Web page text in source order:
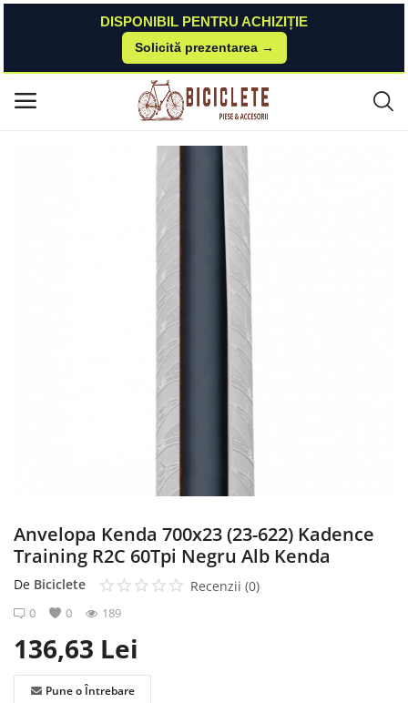
DISPONIBIL PENTRU ACHIZIȚIE
Solicită prezentarea →
Meniu principal
Anvelope-camere
Anvelopa Kenda 700x23 (23-622) Kadence Training R2C 60Tpi Negru Alb
Anvelopa Kenda 700x23 (23-622) Kadence
Training R2C 60Tpi Negru Alb Kenda
De Biciclete Recenzii (0)
0 0 189
136,63 Lei
Pune o Întrebare